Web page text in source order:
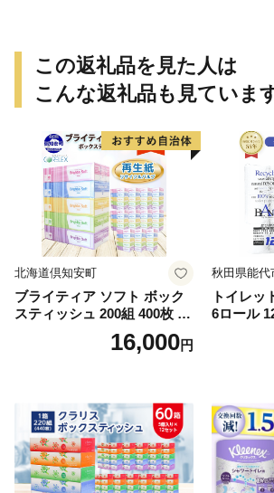
この返礼品を見た人は
こんな返礼品も見ていま
北海道倶知安町
ブライティア ソフト ボック
スティッシュ 200組 400枚 60
箱 日本製 まとめ買い ティッ
シュ リサイクル 長持 防災 常
倶知安町 日用品
16,000円
秋田県能代
トイレッ
6ロール
ンカ 再
用品 消